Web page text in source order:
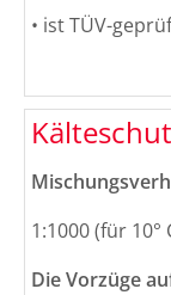
• ist TÜV-
1:1000 (für
Die Vorzüge